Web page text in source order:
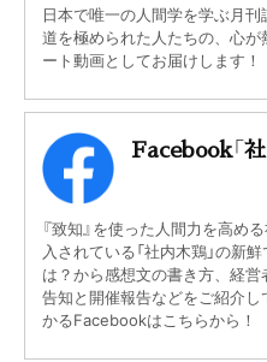
日本で唯一の人間学を学ぶ月刊
道を極められた人たちの、心
ート動画としてお届けします！
Facebook「
『致知』を使った人間力を高め
入されている「社内木鶏」の新
は？から感想文の書き方、経
告知と開催報告などをご紹介し
かるFacebookはこちらから！